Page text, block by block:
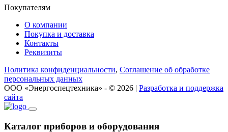
Покупателям
О компании
Покупка и доставка
Контакты
Реквизиты
Политика конфиденциальности, Соглашение об обработке
персональных данных
ООО «Энергоспецтехника» - © 2026 | Разработка и поддержка
сайта
Каталог приборов и оборудования